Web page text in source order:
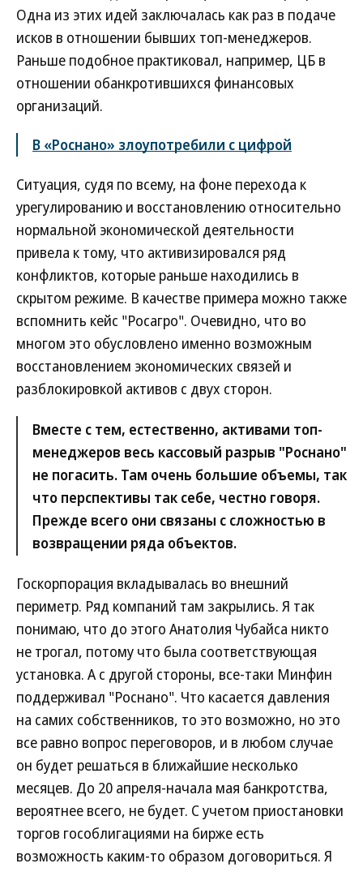
Одна из этих идей заключалась как раз в подаче
исков в отношении бывших топ-менеджеров.
Раньше подобное практиковал, например, ЦБ в
отношении обанкротившихся финансовых
организаций.
В «Роснано» злоупотребили с цифрой
Ситуация, судя по всему, на фоне перехода к
урегулированию и восстановлению относительно
нормальной экономической деятельности
привела к тому, что активизировался ряд
конфликтов, которые раньше находились в
скрытом режиме. В качестве примера можно также
вспомнить кейс "Росагро". Очевидно, что во
многом это обусловлено именно возможным
восстановлением экономических связей и
разблокировкой активов с двух сторон.
Вместе с тем, естественно, активами топ-
менеджеров весь кассовый разрыв "Роснано"
не погасить. Там очень большие объемы, так
что перспективы так себе, честно говоря.
Прежде всего они связаны с сложностью в
возвращении ряда объектов.
Госкорпорация вкладывалась во внешний
периметр. Ряд компаний там закрылись. Я так
понимаю, что до этого Анатолия Чубайса никто
не трогал, потому что была соответствующая
установка. А с другой стороны, все-таки Минфин
поддерживал "Роснано". Что касается давления
на самих собственников, то это возможно, но это
все равно вопрос переговоров, и в любом случае
он будет решаться в ближайшие несколько
месяцев. До 20 апреля-начала мая банкротства,
вероятнее всего, не будет. С учетом приостановки
торгов гособлигациями на бирже есть
возможность каким-то образом договориться. Я